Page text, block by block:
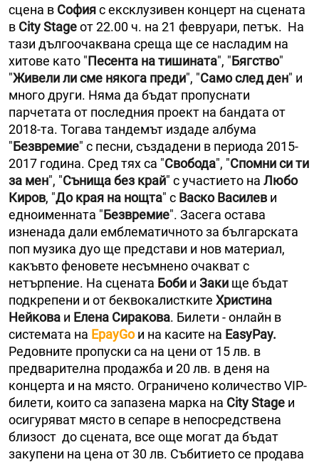
сцена в Софияс ексклузивен концерт на сцената
в City Stageот 22.00 ч. на 21 февруари, петък. На
тази дългоочаквана среща ще се насладим на
хитове като "Песента на тишината", "Бягство"
"Живели ли сме някога преди", "Само след ден" и
много други. Няма да бъдат пропуснати
парчетата от последния проект на бандата от
2018-та. Тогава тандемът издаде албума
"Безвремие" с песни, създадени в периода 2015-
2017 година. Сред тях са "Свобода", "Спомни си ти
за мен", "Сънища без край" с участието на Любо
Киров, "До края на нощта" с Васко Василев и
едноименната "Безвремие". Засега остава
изненада дали емблематичното за българската
поп музика дуо ще представи и нов материал,
какъвто феновете несъмнено очакват с
нетърпение. На сцената Боби и Заки ще бъдат
подкрепени и от беквокалистките Христина
Нейкова и Елена Сиракова. Билети - онлайн в
системата на EpayGoи на касите на EasyPay.
Редовните пропуски са на цени от 15 лв. в
предварителна продажба и 20 лв. в деня на
концерта и на място. Ограничено количество VIP-
билети, които са запазена марка на City Stage и
осигуряват място в сепаре в непосредствена
близост до сцената, все още могат да бъдат
закупени на цена от 30 лв. Събитието се продава